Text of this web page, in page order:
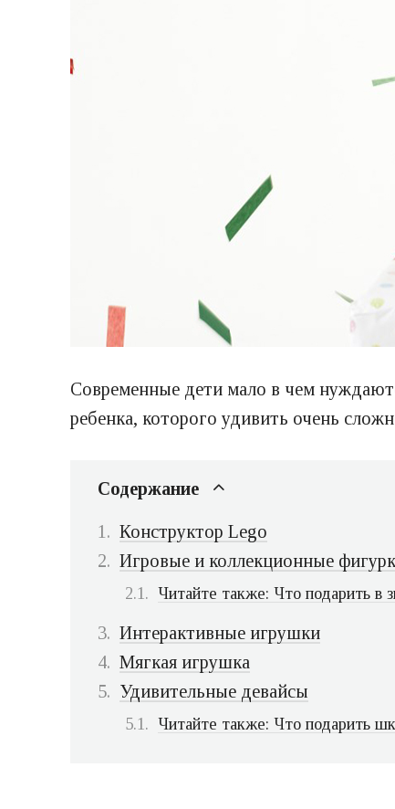
Современные дети мало в чем
ребенка, которого удивить очень
Содержание
Конструктор Lego
Игровые и коллекционные
Читайте также: Что подарить в
Интерактивные игрушки
Мягкая игрушка
Удивительные девайсы
Читайте также: Что подарить